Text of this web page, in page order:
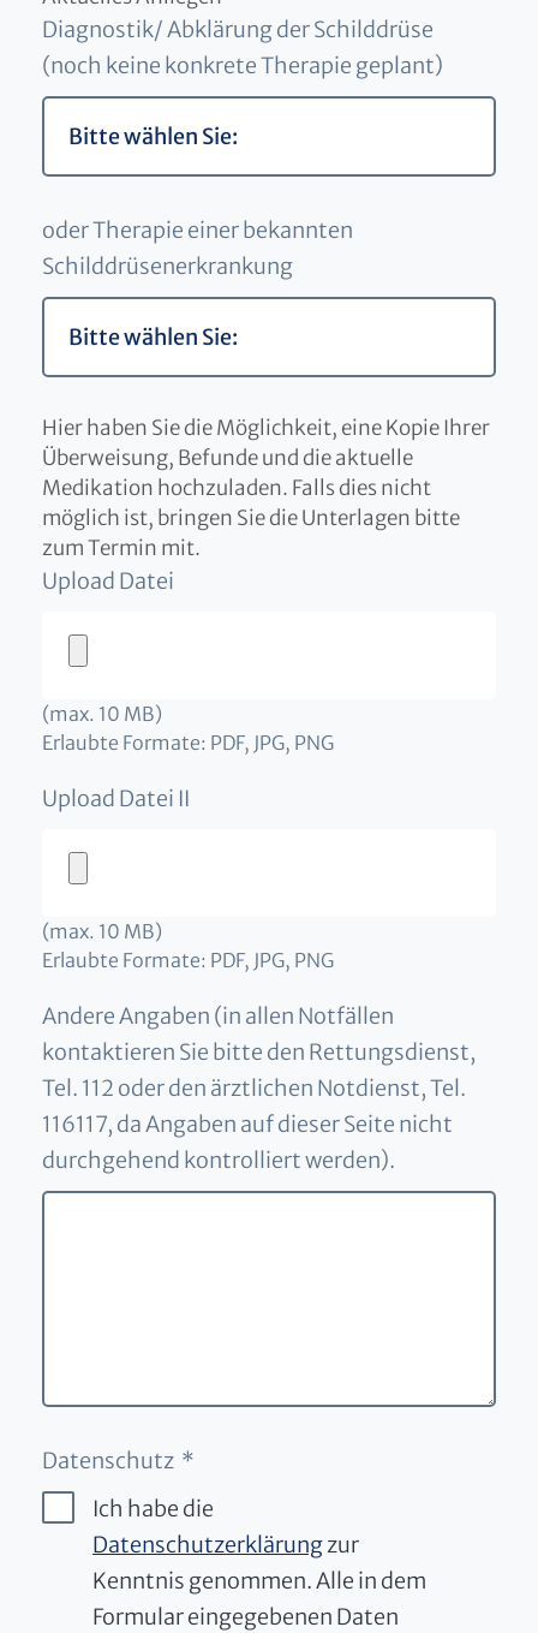
Diagnostik/ Abklärung der Schilddrüse
(noch keine konkrete Therapie geplant)
oder Therapie einer bekannten
Schilddrüsenerkrankung
Hier haben Sie die Möglichkeit, eine Kopie Ihrer
Überweisung, Befunde und die aktuelle
Medikation hochzuladen. Falls dies nicht
möglich ist, bringen Sie die Unterlagen bitte
zum Termin mit.
Upload Datei
(max. 10 MB)
Erlaubte Formate: PDF, JPG, PNG
Upload Datei II
(max. 10 MB)
Erlaubte Formate: PDF, JPG, PNG
Andere Angaben (in allen Notfällen
kontaktieren Sie bitte den Rettungsdienst,
Tel. 112 oder den ärztlichen Notdienst, Tel.
116117, da Angaben auf dieser Seite nicht
durchgehend kontrolliert werden).
Datenschutz *
Ich habe die
Datenschutzerklärungzur
Kenntnis genommen. Alle in dem
Formular eingegebenen Daten